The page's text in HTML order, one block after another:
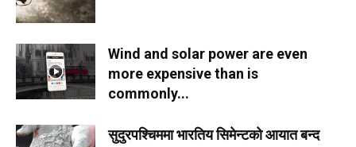
Wind and solar power are even
more expensive than is
commonly...
सुदुरपश्चिममा भारतिय सिमेन्टको आयात बन्द